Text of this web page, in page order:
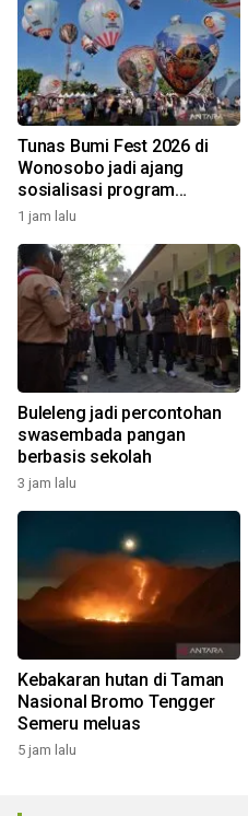
Tunas Bumi Fest 2026 di
Wonosobo jadi ajang
sosialisasi program
pemerintah lewat balon
1 jam lalu
Buleleng jadi percontohan
swasembada pangan
berbasis sekolah
3 jam lalu
Kebakaran hutan di Taman
Nasional Bromo Tengger
Semeru meluas
5 jam lalu